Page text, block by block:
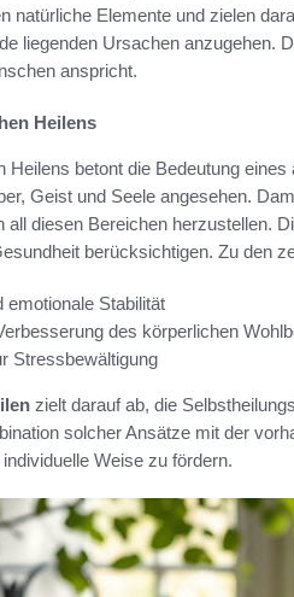
natürliche Elemente und zielen
liegenden Ursachen anzugehen.
anspricht.
Heilens
Heilens betont die Bedeutung
Geist und Seele angesehen.
all diesen Bereichen herzustellen.
berücksichtigen. Zu den
Stabilität
des körperlichen
Stressbewältigung
zielt darauf ab, die
solcher Ansätze mit der
Weise zu fördern.